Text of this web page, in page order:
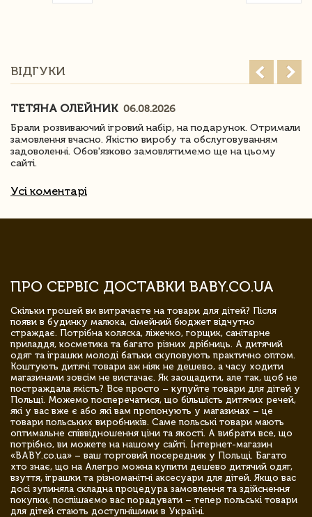
ВІДГУКИ
ТЕТЯНА ОЛЕЙНИК 06.08.2026
Брали розвиваючий ігровий набір, на подарунок. Отримали
замовлення вчасно. Якістю виробу та обслуговуванням
задоволенні. Обов'язково замовлятимемо ще на цьому
сайті.
Усі коментарі
ПРО СЕРВІС ДОСТАВКИ BABY.CO.UA
Скільки грошей ви витрачаєте на товари для дітей? Після
появи в будинку малюка, сімейний бюджет відчутно
страждає. Потрібна коляска, ліжечко, горщик, санітарне
приладдя, косметика та багато різних дрібниць. А дитячий
одяг та іграшки молоді батьки скуповують практично оптом.
Коштують дитячі товари аж ніяк не дешево, а часу ходити
магазинами зовсім не вистачає. Як заощадити, але так, щоб не
постраждала якість? Все просто – купуйте товари для дітей у
Польщі. Можемо посперечатися, що більшість дитячих речей,
які у вас вже є або які вам пропонують у магазинах – це
товари польських виробників. Саме польські товари мають
оптимальне співвідношення ціни та якості. А вибрати все, що
потрібно, ви можете на нашому сайті. Інтернет-магазин
«BABY.co.ua» – ваш торговий посередник у Польщі. Багато
хто знає, що на Алегро можна купити дешево дитячий одяг,
взуття, іграшки та різноманітні аксесуари для дітей. Якщо вас
досі зупиняла складна процедура замовлення та здійснення
покупки, поспішаємо вас порадувати – тепер польські товари
для дітей стають доступнішими в Україні.